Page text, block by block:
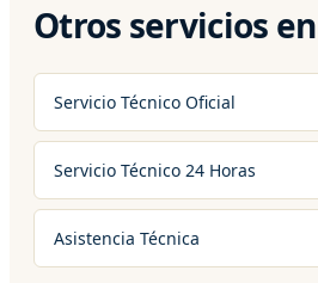
Otros servicios
Servicio Técnico Oficial
Servicio Técnico 24 Horas
Asistencia Técnica